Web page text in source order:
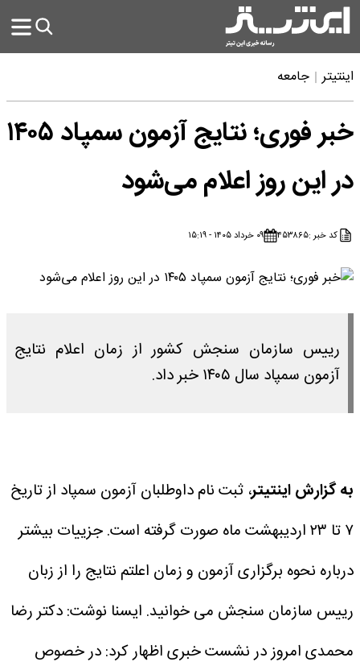
اینتیتر جامعه
خبر فوری؛ نتایج آزمون سمپاد ۱۴۰۵
در این روز اعلام می‌شود
کد خبر :۴۵۳۸۶۵ ۰۹ خرداد ۱۴۰۵ - ۱۵:۱۹
رییس سازمان سنجش کشور از زمان اعلام نتایج
آزمون سمپاد سال ۱۴۰۵ خبر داد.
به گزارش اینتیتر، ثبت نام داوطلبان آزمون سمپاد از تاریخ
۷ تا ۲۳ اردیبهشت ماه صورت گرفته است. جزییات بیشتر
درباره نحوه برگزاری آزمون و زمان اعلتم نتایج را از زبان
رییس سازمان سنجش می خوانید. ایسنا نوشت: دکتر رضا
محمدی امروز در نشست خبری اظهار کرد: در خصوص